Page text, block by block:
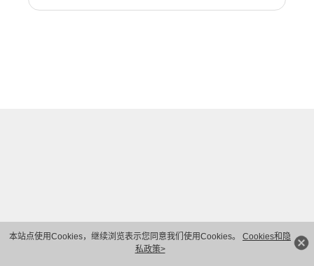
本站点使用Cookies，继续浏览表示您同意我们使用Cookies。 Cookies和隐
私政策>